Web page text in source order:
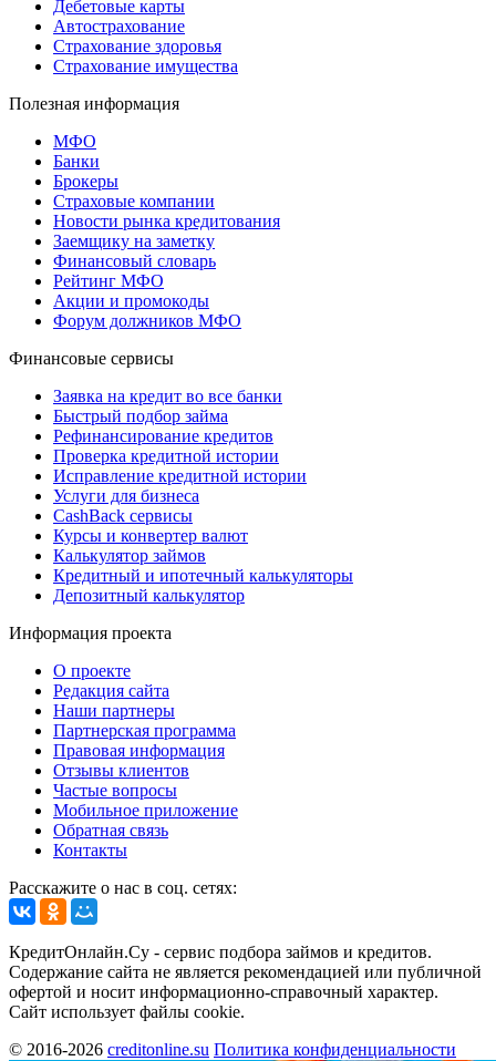
Дебетовые карты
Автострахование
Страхование здоровья
Страхование имущества
Полезная информация
МФО
Банки
Брокеры
Страховые компании
Новости рынка кредитования
Заемщику на заметку
Финансовый словарь
Рейтинг МФО
Акции и промокоды
Форум должников МФО
Финансовые сервисы
Заявка на кредит во все банки
Быстрый подбор займа
Рефинансирование кредитов
Проверка кредитной истории
Исправление кредитной истории
Услуги для бизнеса
CashBack сервисы
Курсы и конвертер валют
Калькулятор займов
Кредитный и ипотечный калькуляторы
Депозитный калькулятор
Информация проекта
О проекте
Редакция сайта
Наши партнеры
Партнерская программа
Правовая информация
Отзывы клиентов
Частые вопросы
Мобильное приложение
Обратная связь
Контакты
Расскажите о нас в соц. сетях:
КредитОнлайн.Су - сервис подбора займов и кредитов.
Содержание сайта не является рекомендацией или публичной
офертой и носит информационно-справочный характер.
Сайт использует файлы cookie.
© 2016-2026 creditonline.su Политика конфиденциальности